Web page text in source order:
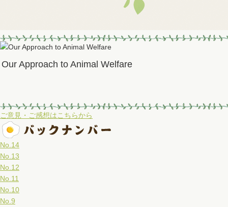
Our Approach to Animal Welfare
ご意見・ご感想はこちらから
No.14
No.13
No.12
No.11
No.10
No.9